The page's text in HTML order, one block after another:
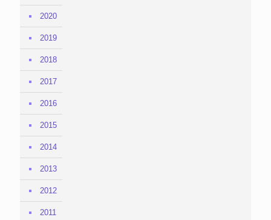
2020
2019
2018
2017
2016
2015
2014
2013
2012
2011